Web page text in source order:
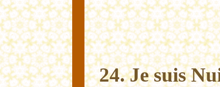
24. Je suis